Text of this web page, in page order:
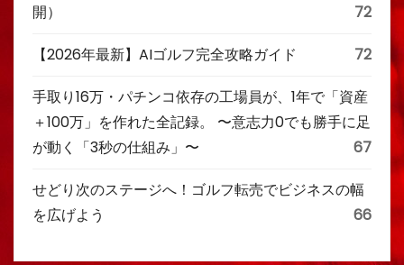
開）
72
【2026年最新】AIゴルフ完全攻略ガイド 72
手取り16万・パチンコ依存の工場員が、1年で「資産
＋100万」を作れた全記録。 〜意志力0でも勝手に足
が動く「3秒の仕組み」〜
67
せどり次のステージへ！ゴルフ転売でビジネスの幅
を広げよう
66